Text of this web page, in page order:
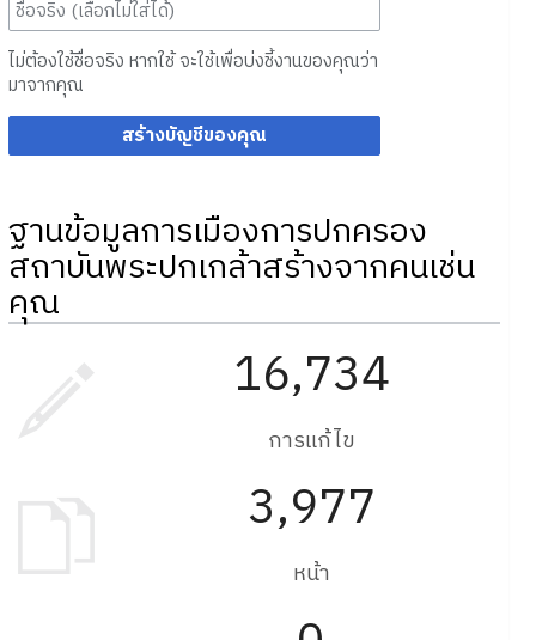
ไม่ต้องใช้ชื่อจริง หากใช้ จะใช้เพื่อบ่งชี้งานของคุณว่า
มาจากคุณ
สร้างบัญชีของคุณ
ฐานข้อมูลการเมืองการปกครอง
สถาบันพระปกเกล้าสร้างจากคนเช่น
คุณ
16,734
การแก้ไข
3,977
หน้า